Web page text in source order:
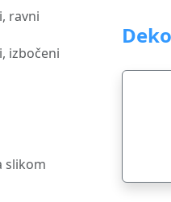
ravni
izbočeni
slikom